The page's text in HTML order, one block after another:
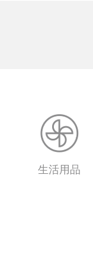
生活用品